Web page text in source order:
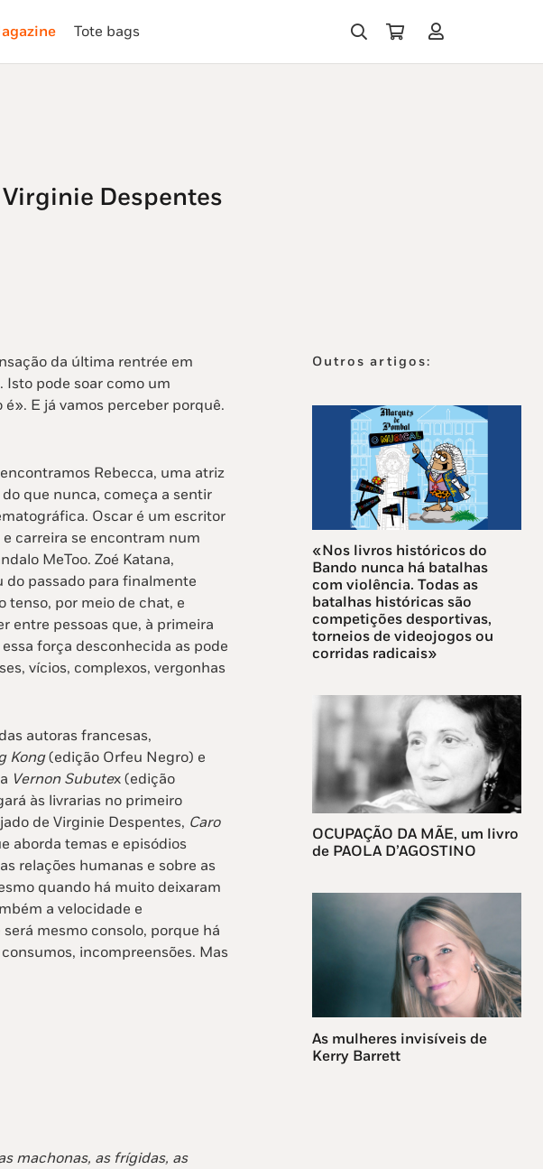
Tote bags
Despentes
da última rentrée em
pode soar como um
E já vamos perceber porquê.
Rebecca, uma atriz
que nunca, começa a sentir
Oscar é um escritor
carreira se encontram num
MeToo. Zoé Katana,
do passado para finalmente
tenso, por meio de chat, e
entre pessoas que, à primeira
força desconhecida as pode
vícios, complexos, vergonhas
autoras francesas,
Kong(edição Orfeu Negro) e
Vernon Subutex (edição
às livrarias no primeiro
de Virginie Despentes, Caro
aborda temas e episódios
relações humanas e sobre as
quando há muito deixaram
a velocidade e
mesmo consolo, porque há
incompreensões. Mas
machonas, as frígidas, as
Outros artigos:
«Nos livros históricos do
Bando nunca há batalhas
com violência. Todas as
batalhas históricas são
competições desportivas,
torneios de videojogos ou
corridas radicais»
OCUPAÇÃO DA MÃE, um livro
de PAOLA D’AGOSTINO
As mulheres invisíveis de
Kerry Barrett